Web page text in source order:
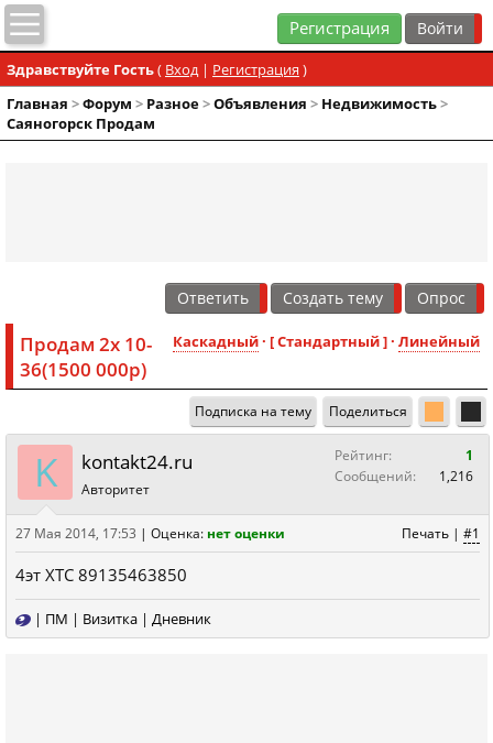
Регистрация
Здравствуйте Гость( Вход| Регистрация )
Главная >Форум > Разное>Объявления > Недвижимость>
Саяногорск Продам
Ответить Создать тему Опрос
Каскадный· [ Стандартный ] · Линейный
Продам 2х 10-
36(1500 000р)
Подписка на тему Поделиться
K kontakt24.ru
Авторитет
Рейтинг:
1
Сообщений:
1,216
Печать | #1
27 Мая 2014, 17:53 | Оценка: нет оценки
4эт ХТС 89135463850
| ПМ | Визитка | Дневник